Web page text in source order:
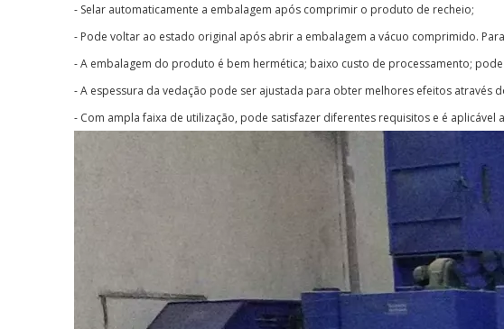
- Selar automaticamente a embalagem após comprimir o produto de recheio;
- Pode voltar ao estado original após abrir a embalagem a vácuo comprimido.
- A embalagem do produto é bem hermética; baixo custo de processamento;
- A espessura da vedação pode ser ajustada para obter melhores efeitos através
- Com ampla faixa de utilização, pode satisfazer diferentes requisitos e é